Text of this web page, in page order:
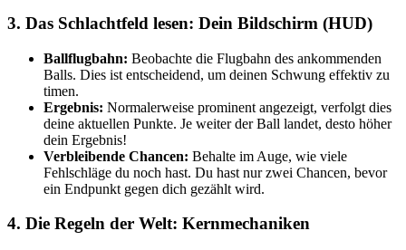
3. Das Schlachtfeld lesen: Dein Bildschirm (HUD)
Ballflugbahn: Beobachte die Flugbahn des ankommenden
Balls. Dies ist entscheidend, um deinen Schwung effektiv zu
timen.
Ergebnis: Normalerweise prominent angezeigt, verfolgt dies
deine aktuellen Punkte. Je weiter der Ball landet, desto höher
dein Ergebnis!
Verbleibende Chancen: Behalte im Auge, wie viele
Fehlschläge du noch hast. Du hast nur zwei Chancen, bevor
ein Endpunkt gegen dich gezählt wird.
4. Die Regeln der Welt: Kernmechaniken